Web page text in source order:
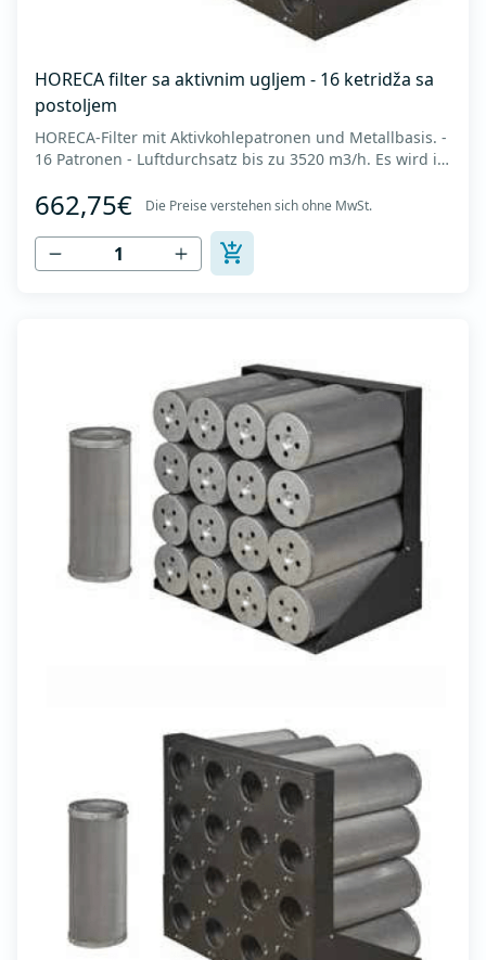
HORECA filter sa aktivnim ugljem - 16 ketridža sa
postoljem
HORECA-Filter mit Aktivkohlepatronen und Metallbasis. -
16 Patronen - Luftdurchsatz bis zu 3520 m3/h. Es wird in
eingesetzt, die nach der elektrostatischen Luftfiltration
zurückbleiben. Es besteht aus mikroporösen
zylindrischen Körnern mit einer Größe...
662,75€ Die Preise verstehen sich ohne MwSt.